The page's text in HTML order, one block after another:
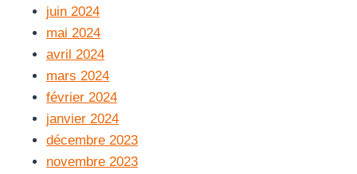
juin 2024
mai 2024
avril 2024
mars 2024
février 2024
janvier 2024
décembre 2023
novembre 2023